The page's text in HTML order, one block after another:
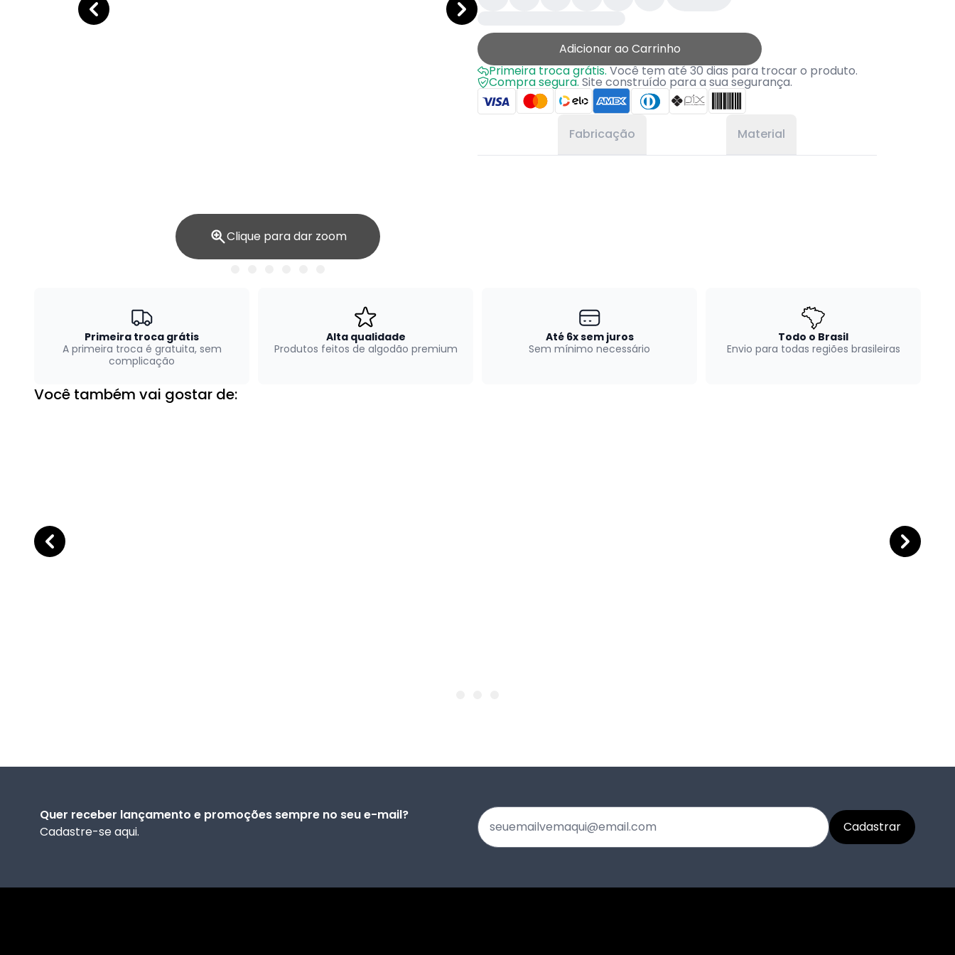
Clique para dar zoom
Adicionar ao Carrinho
Primeira troca grátis.Você tem até 30 dias para trocar o produto.
Compra segura.Site construído para a sua segurança.
Fabricação Material
Primeira troca grátis
A primeira troca é gratuita, sem
complicação
Alta qualidade
Produtos feitos de algodão premium
Até 6x sem juros
Sem mínimo necessário
Todo o Brasil
Envio para todas regiões brasileiras
Você também vai gostar de:
Quer receber lançamento e promoções sempre no seu e-mail?
Cadastre-se aqui.